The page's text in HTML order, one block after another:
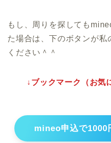
もし、周りを探しても
た場合は、下のボタンが私
ください＾＾
↓ブックマーク（お気
mineo申込で1000